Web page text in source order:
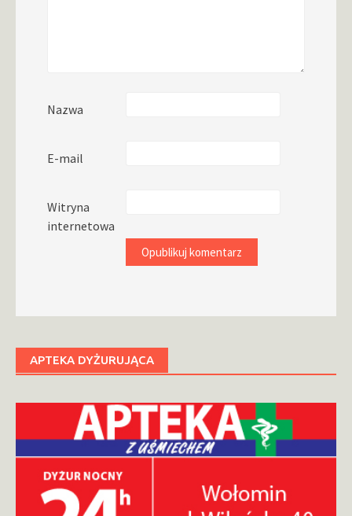
Nazwa
E-mail
Witryna
internetowa
APTEKA DYŻURUJĄCA